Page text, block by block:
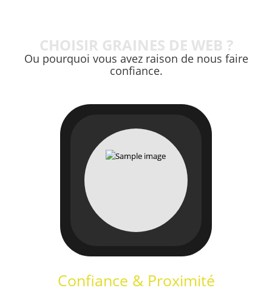
CHOISIR GRAINES DE WEB ?
Ou pourquoi vous avez raison de nous faire
confiance.
Confiance & Proximité